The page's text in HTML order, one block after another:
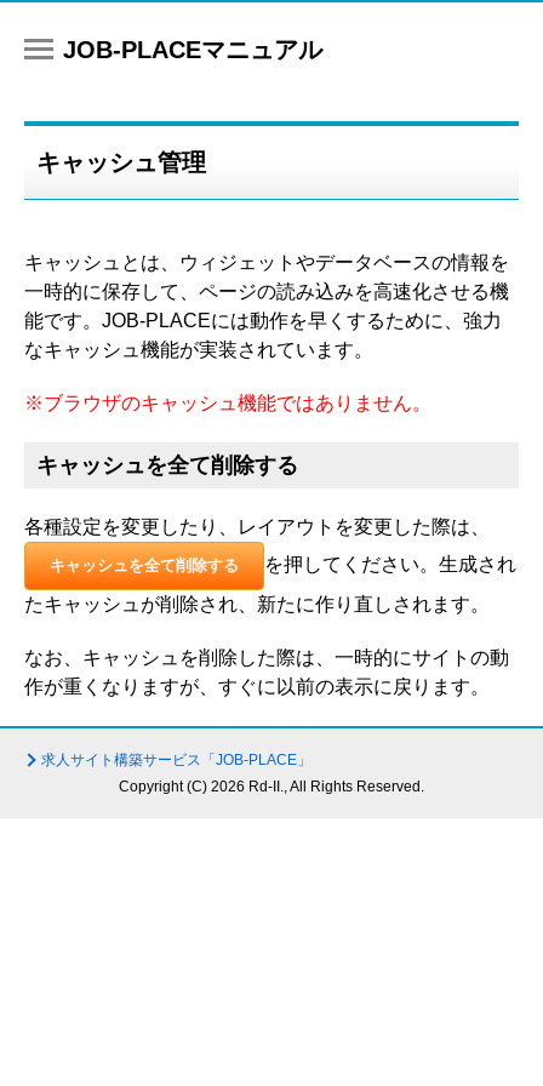
マニュアル
キャッシュ管理
キャッシュとは、ウィジェットやデータベースの情報を
一時的に保存して、ページの読み込みを高速化させる機
能です。JOB-PLACEには動作を早くするために、強力
なキャッシュ機能が実装されています。
※ブラウザのキャッシュ機能ではありません。
キャッシュを全て削除する
各種設定を変更したり、レイアウトを変更した際は、
キャッシュを全て削除する
を押してください。生成され
たキャッシュが削除され、新たに作り直しされます。
なお、キャッシュを削除した際は、一時的にサイトの動
作が重くなりますが、すぐに以前の表示に戻ります。
求人サイト構築サービス「JOB-PLACE」
Copyright (C) 2026 Rd-II., All Rights Reserved.